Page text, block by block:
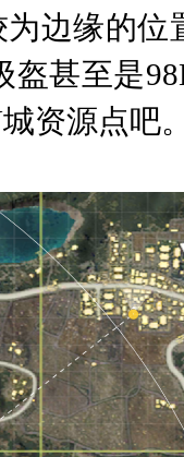
边缘的
盔甚至是
资源点吧